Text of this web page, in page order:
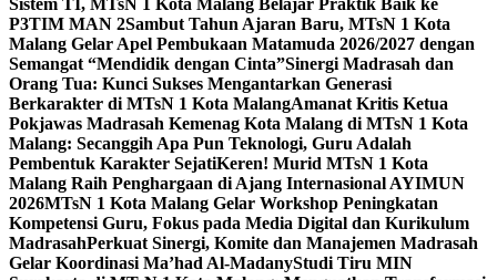
Sistem TI, MTsN 1 Kota Malang Belajar Praktik Baik ke
P3TIM MAN 2Sambut Tahun Ajaran Baru, MTsN 1 Kota
Malang Gelar Apel Pembukaan Matamuda 2026/2027 dengan
Semangat “Mendidik dengan Cinta”Sinergi Madrasah dan
Orang Tua: Kunci Sukses Mengantarkan Generasi
Berkarakter di MTsN 1 Kota MalangAmanat Kritis Ketua
Pokjawas Madrasah Kemenag Kota Malang di MTsN 1 Kota
Malang: Secanggih Apa Pun Teknologi, Guru Adalah
Pembentuk Karakter SejatiKeren! Murid MTsN 1 Kota
Malang Raih Penghargaan di Ajang Internasional AYIMUN
2026MTsN 1 Kota Malang Gelar Workshop Peningkatan
Kompetensi Guru, Fokus pada Media Digital dan Kurikulum
MadrasahPerkuat Sinergi, Komite dan Manajemen Madrasah
Gelar Koordinasi Ma’had Al-MadanyStudi Tiru MIN